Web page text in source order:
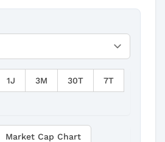
1J 3M 30T 7T
Market Cap Chart